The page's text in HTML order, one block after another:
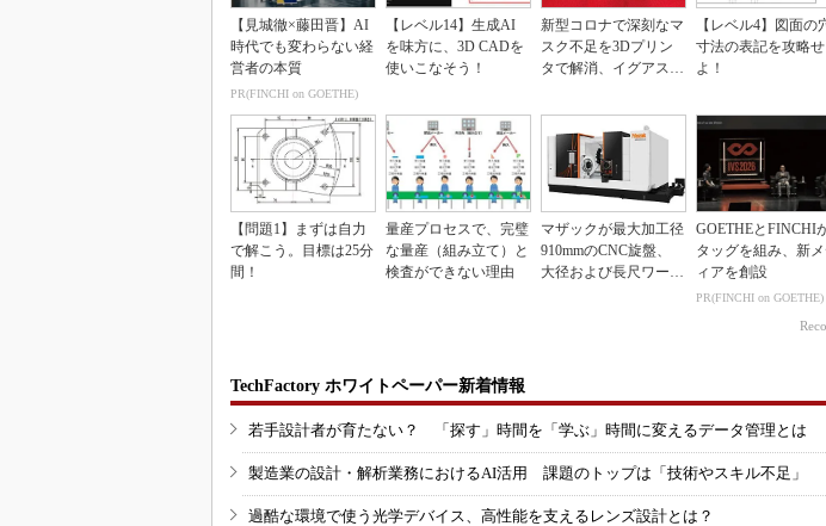
【見城徹×藤田晋】AI
時代でも変わらない経
営者の本質
PR(FINCHI on GOETHE)
【レベル14】生成AI
を味方に、3D CADを
使いこなそう！
新型コロナで深刻なマ
スク不足を3Dプリン
タで解消、イグアスが
【レベル4】図面の
寸法の表記を攻略せ
よ！
【問題1】まずは自力
で解こう。目標は25分
間！
量産プロセスで、完璧
な量産（組み立て）と
検査ができない理由
マザックが最大加工径
910mmのCNC旋盤、
大径および長尺ワーク
GOETHEとFINCHI
タッグを組み、新
ィアを創設
PR(FINCHI on GOETHE)
TechFactory ホワイトペーパー新着情報
若手設計者が育たない？ 「探す」時間を「学ぶ」時間に変えるデータ管理とは
製造業の設計・解析業務におけるAI活用 課題のトップは「技術やスキル不足」
過酷な環境で使う光学デバイス、高性能を支えるレンズ設計とは？